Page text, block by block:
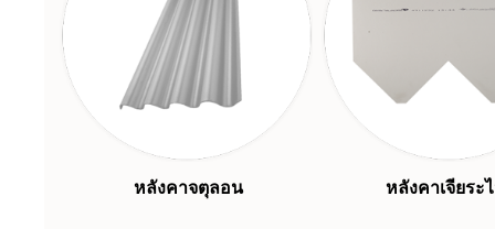
หลังคาจตุลอน หลังคาเจียระ